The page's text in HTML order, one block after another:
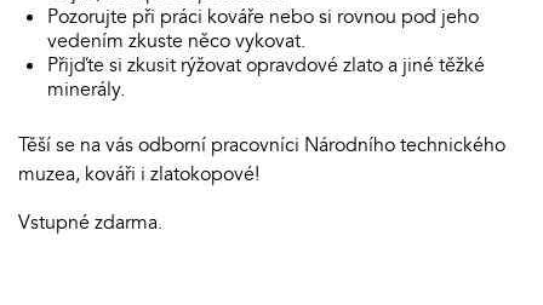
Pozorujte při práci kováře nebo si rovnou pod jeho
vedením zkuste něco vykovat.
Přijďte si zkusit rýžovat opravdové zlato a jiné těžké
minerály.
Těší se na vás odborní pracovníci Národního technického
muzea, kováři i zlatokopové!
Vstupné zdarma.